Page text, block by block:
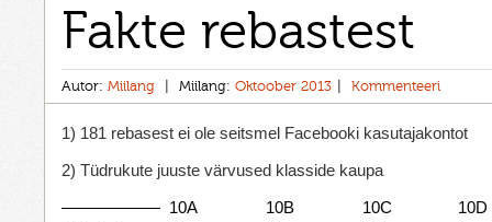
Fakte rebastest
Autor: Miilang Miilang: Oktoober 2013 Kommenteeri
1) 181 rebasest ei ole seitsmel Facebooki kasutajakontot
2) Tüdrukute juuste värvused klasside kaupa
—————— 10A 10B 10C
10D